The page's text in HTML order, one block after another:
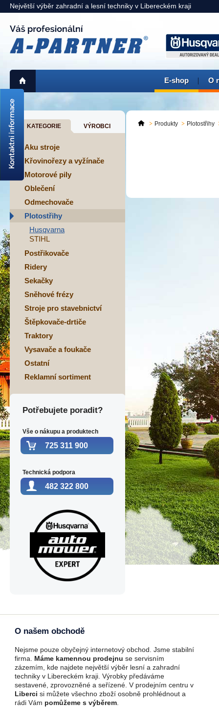
Největší výběr zahradní a lesní techniky v Libereckém kraji
E-shop O
725 311 900
liberec@a-partner.cz
KAMENNÁ PRODEJNA:
Liberec
> mapa <
KATEGORIE VÝROBCI
Aku stroje
Křovinořezy a vyžínače
Motorové pily
Oblečení
Odmechovače
Plotostřihy
Husqvarna
STIHL
Postřikovače
Ridery
Sekačky
Sněhové frézy
Stroje pro stavebnictví
Štěpkovače-drtiče
Traktory
Vysavače a foukače
Ostatní
Reklamní sortiment
Potřebujete poradit?
Vše o nákupu a produktech
725 311 900
Technická podpora
482 322 800
Produkty Plotostřihy
O našem obchodě
Nejsme pouze obyčejný internetový obchod. Jsme stabilní
firma. Máme kamennou prodejnu se servisním
zázemím, kde najdete největší výběr lesní a zahradní
techniky v Libereckém kraji. Výrobky předáváme
sestavené, zprovozněné a seřízené. V prodejním centru v
Liberci si můžete všechno zboží osobně prohlédnout a
rádi Vám pomůžeme s výběrem